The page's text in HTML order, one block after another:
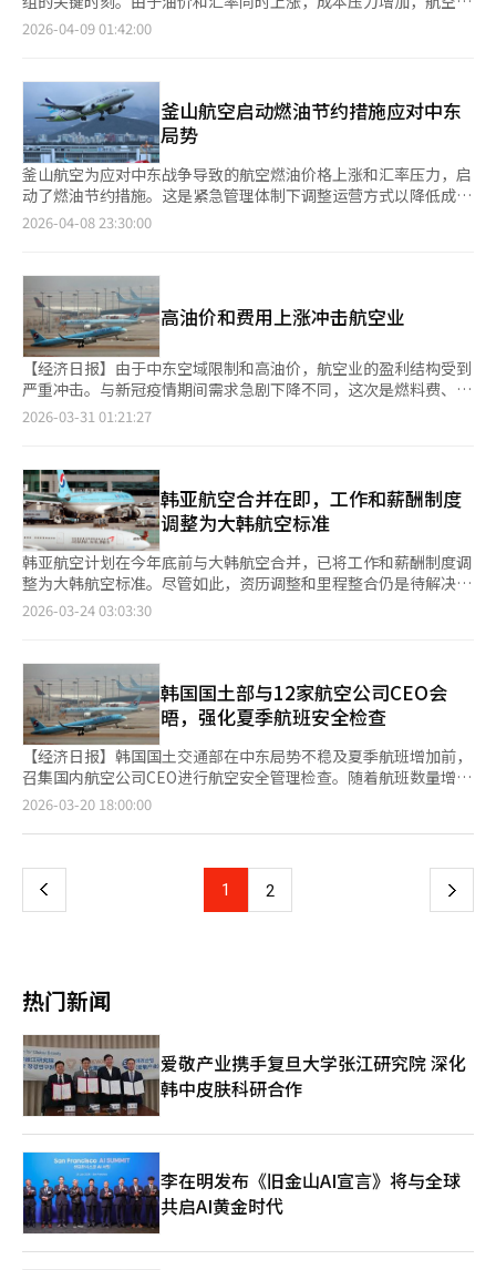
A+以上。国土交通部表示，德国汉莎航空、法国航空及波兰航空
等外航用户保护水平亦有所改善。安全性方面，釜山航空受机上电
显示，金浦国际机场在使用便利性方面获A+，仁川国际机场、金
海国际机场及济州国际机场为A；大邱国际机场与清州国际机场因
设施与交通因素获B。
X（4.53分）和越捷航空（4.64分）得分较低。在航班准点率方
面，各航空公司之间存在差异。国内航线中，大韩航空获得A+评
繁而仅获C+评级。在国际航线准点率中，釜山航空获得A评级。大
韩航空、济州航空和德威航空被评为B++。Air Premia因长时间延
误比例高而获C+评级。在用户保护方面，韩国航空公司整体保持
较高分数，平均为A++。但Air Premia因未解决的投诉较多，仅获
B++评级。外国航空公司平均为B+，汉莎航空从去年的B级升至
A++，法航和波兰航空也从B++升至A+。在安全性评估中，釜山航
空因2024年1月的机舱电池起火事故被评为B级，德威航空为B+，
Air Premia为B++，其他韩国航空公司均为A+以上。在机场评估
海和济州机场获得A评级。大邱机场因商业设施费用高，清州机场
因公共交通不便分别获B评级。在旅客处理速度方面，节假日拥堵
影响下，金海机场为C++，清州和仁川机场为B级。大邱机场因客
流量较少获A+评级。本次评估新增了出入境时间、出发旅客拥堵
度和快速改善努力等指标。国土部计划利用此次评估结果推动航空
公司和机场运营的全面改进，尤其是从今年起，按季度向航空公司
通报航班准点率评估结果，以持续检查延误管理和运营质量改进。
※ 本报道经人工智能（AI）系统翻译与编辑。
司要求政府提供政策支持，如航空燃油关税豁免和燃油附加费调
公司参加，计划向政府建议豁免航空燃油关税、石油进口附加费，
并缩短燃油附加费反映时间等。中东战争后，航空燃油价格上涨约
147%。战争前国际航空燃油价格为每桶85至90美元，之后因霍尔
木兹海峡紧张局势和炼油设施问题，4月初升至约209美元。欧洲
现货市场价格甚至达到每桶226美元，较战争前上涨超过150%。
国内机票价格也随之上涨。以新加坡航空燃油平均价为基准的燃油
附加费在5月票价中反映，国内航线单程定为34100韩元，比上月
的7700韩元上涨约4.4倍。汇率上涨也加剧了成本压力。航空燃
美元汇率上涨进一步增加了成本。大韩航空的数据显示，汇率每上
涨10韩元，外汇评估损失约为550亿韩元。自战争以来，航空业的
紧急管理迅速扩展。德威航空、大韩航空、韩亚航空、真航空、釜
山航空和首尔航空等公司已开始紧缩运营。尽管努力提高运营效率
和降低成本，但难以跟上成本上涨的速度。预计今年第一季度，国
内航空业的业绩将因冬季出境旅游旺季和货运需求强劲而表现良
好。但从第二季度开始，中东战争导致的油价飙升和高汇率等不利
因素将导致业绩急剧恶化。大韩航空预计第二季度销售额为4.2653
18.6%至3248亿韩元。大韩航空的年度燃油消耗量预计约为3050
万桶，油价每上涨1美元，年度成本将增加约3050万美元（约460
亿韩元）。如果全球航空燃油价格全年维持在战争前水平以上，预
计年度损失可能达到4.5万亿韩元。由于大韩航空的货运收入占比
高（去年约27%），运费上涨可能部分缓解油价冲击。然而，最近
运费上涨幅度不及航空燃油价格和汇率上涨速度，提升运输效率面
临困难。济州航空预计第二季度销售额为4016亿韩元，同比增长
20.8%，但将出现296亿韩元的营业亏损。同期，真航空的销售额
（3%）和每升16韩元的石油进口附加费，燃油成本将降低；缩短
燃油附加费反映时间将减少成本与运费之间的时差；若暂停收回航
班时刻和航权，航空公司在减班过程中仍可保持航线权利。相反，
如果支持延迟，航空公司将不得不自行吸收成本上涨，可能导致以
低成本航空公司为中心的亏损航线缩减和供应减少。如果航班时刻
被收回，未来需求恢复时重新进入市场将更加困难。业内人士表
示：“目前是成本而非需求决定航线存废。如果没有政策支持，减
2026-04-09 01:42:00
釜山航空启动燃油节约措施应对中东
局势
釜山航空为应对中东战争导致的航空燃油价格上涨和汇率压力，启
动了燃油节约措施。这是紧急管理体制下调整运营方式以降低成本
的举措。根据釜山航空8日的消息，公司推出了“BX绿色运营”计
并采用经济速度以减少燃油使用。通过利用最佳直航路线缩短飞行
时间，不仅调整航班次数，还改善个别航班的运营方式。在着陆阶
段也应用了节约措施，通过调整襟翼设置和改变着陆后发动机运转
方式，减少地面移动过程中的燃油使用，从起飞到着陆后全程管理
燃油效率。釜山航空表示，此次措施是在确保安全运营的前提下实
施的，所有程序仅在飞行员判断安全的情况下执行。随着中东战争
持续一个多月，航空燃油价格上涨，汇率上升，大韩航空、真航
空、釜山航空、首尔航空等韩进集团航空公司从本月起进入紧急管
接影响盈利能力。因此，航空公司正在通过减少航班、调整票价和
内部成本节约措施来应对。航空业关注中东局势、油价和汇率走
势，预计将进一步扩大运营效率改善和成本节约措施。※ 本报道
经人工智能（AI）系统翻译与编辑。
2026-04-08 23:30:00
高油价和费用上涨冲击航空业
【经济日报】由于中东空域限制和高油价，航空业的盈利结构受到
严重冲击。与新冠疫情期间需求急剧下降不同，这次是燃料费、汇
率和保险费等成本因素首先对利润造成压力。航空公司通过减少航
息，韩国航空公司因高油价压力，已开始减少国际航班。真航空、
釜山航空、易斯达航空、Air Premia和Aero K等公司已决定从4月
起暂停部分航线，其他公司也在考虑进一步调整。真航空将从4月4
日至30日减少从仁川出发的关岛、克拉克、芽庄和从釜山出发的宿
务等8条航线的45个往返航班。Air Premia决定4月后减少洛杉矶
26班、旧金山8班、檀香山和曼谷各6班、纽约和华盛顿各2班，共
计50班。易斯达航空计划5月暂停仁川至富国岛航线约50班。票价
上涨迅速反映。4月国际航线的燃油附加费基于2月16日至3月15日
级，为现行体系引入以来最大涨幅。因此，韩亚航空4月国际航线
的燃油附加费定为单程最低4.39万韩元至最高25.19万韩元，约为
上月的三倍。T'way航空也从3.08万韩元提高到21.39万韩元，济
州航空则从29美元提高到68美元。问题在于仅靠票价上涨难以抵
消成本增加。3月27日，亚洲和大洋洲的航空燃油价格为每加仑
533.32美分，比战争前的2月27日的223.75美分上涨了138%。此
外，韩元兑美元汇率上涨，使得燃料费、飞机租赁、维修和保险等
美元结算费用全面增加。战争风险保险费的上涨进一步加重了成本
负担。航空公司根据业务结构采取不同的应对策略。大韩航空目前
本为主。韩亚航空自3月25日起进入紧急管理状态，开始削减成本
和调整投资优先级，其他一些航空公司也采取了类似措施。长途航
线的性质也在变化。过去，长途航线被视为航空公司盈利的关键，
增加。政策需求也在增加。航空业已向国土交通部请求使用储备油
的不确定性。政府已延长部分财务结构改善命令的执行期限，并正
在考虑额外的支持措施。即使战争结束，成本负担也难以迅速缓
解。3月，亚洲至欧洲部分航线的机票价格较上月上涨了最多
560%。航空业关注此次情况可能不仅是短期冲击，还可能导致结
保持在高位。同时，时刻保持负担和航线权利问题叠加，可能导致
航空公司市场份额的重新分配。业内人士表示：“高油价和汇率上
涨导致票价上涨，航空需求正在以价格为基准重新调整。如果航空
公司以盈利航线为中心保持供应，航线偏重可能固化，消费者选择
权缩小可能成为长期趋势。”※ 本报道经人工智能（AI）系统翻译
与编辑。
2026-03-31 01:21:27
韩亚航空合并在即，工作和薪酬制度
调整为大韩航空标准
韩亚航空计划在今年底前与大韩航空合并，已将工作和薪酬制度调
整为大韩航空标准。尽管如此，资历调整和里程整合仍是待解决的
关键问题。根据23日的行业消息，韩亚航空将标准工作时间从226
的定期奖金纳入基本工资，员工的实际收入因此增加。由于合并在
即，韩亚航空提前调整了工作和薪酬制度。然而，资历调整和里程
整合仍需进一步协商。客舱乘务员的实习期也存在差异，韩亚航空
已从去年开始将实习期调整为两年，但现有员工的资历认定尚未统
一。飞行员的资历调整同样复杂，不同航空公司的晋升体系和工作
安排可能会因资历变化而有所不同。关于里程整合，大韩航空提交
的第三版方案正在公平交易委员会审核，预计很快会有结果。两家
航空公司合并后，旗下的三家低成本航空公司（真航空、釜山航
空、首尔航空）的重组也将加速。航空业界人士表示，即便物理合
道经人工智能（AI）系统翻译与编辑。
2026-03-24 03:03:30
韩国国土部与12家航空公司CEO会
晤，强化夏季航班安全检查
【经济日报】韩国国土交通部在中东局势不稳及夏季航班增加前，
召集国内航空公司CEO进行航空安全管理检查。随着航班数量增
加，气候变化和国际冲突等外部因素叠加，航空安全风险管理的必
机场公司召开由第二次官洪志善主持的航空公司CEO安全座谈会。
CEO出席了会议。此次座谈会旨在检查即将于29日开始的夏季航班
时间表及中东地区军事紧张局势引发的运营环境变化。会议计划在
2.9%，绝对的安全管理负担仍在扩大。气候变化如乱流增加、火
山活动等，以及航空系统复杂性增加，导致新的风险因素增多。中
东地区的不稳定性也是主要变量，部分空域限制和航线变更的可能
性存在，国际油价上涨和汇率波动直接影响航空公司的成本结构。
航空产业结构变化也增加了安全管理体系重整的必要性。大韩航空
与韩亚航空的企业合并程序正在进行，真航空、釜山航空、首尔航
空等低成本航空公司的整合可能性也被提及。国土部将在座谈会上
提出包括跑道偏离、飞机火灾、地形碰撞、机体缺陷等主要事故类
型的核心风险管理项目，并要求检查各航空公司的应对体系。特别
强调在维修、运营、管制各阶段加强数据驱动的安全管理体系。国
土部计划将航空安全监督员从40人增加到53人，并引入以薄弱领
域为中心的集中检查体系。将从简单检查方式转变为利用运营数据
和维修记录的精细监督。航空公司也将分享人力和投资扩展计划。
2026-03-20 18:00:00
上
页
1 2 下
热门新闻
爱敬产业携手复旦大学张江研究院 深化
韩中皮肤科研合作
李在明发布《旧金山AI宣言》将与全球
共启AI黄金时代